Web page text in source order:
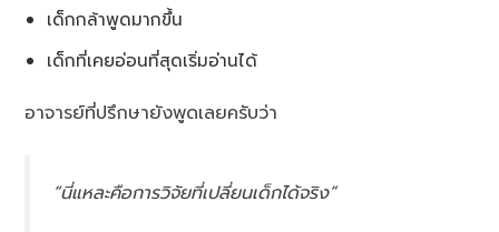
เด็กกล้าพูดมากขึ้น
เด็กที่เคยอ่อนที่สุดเริ่มอ่านได้
อาจารย์ที่ปรึกษายังพูดเลยครับว่า
“นี่แหละคือการวิจัยที่เปลี่ยนเด็กได้จริง”